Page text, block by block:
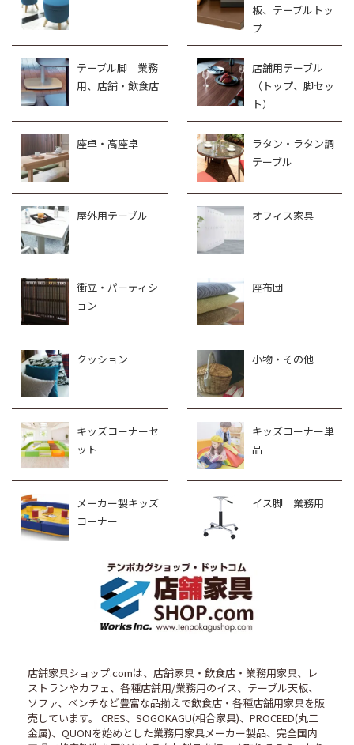
板、テーブルトッ
プ
テーブル脚 業務
用、店舗・飲食店
店舗用テーブル
（トップ、脚セッ
ト）
座卓・高座卓
ラタン・ラタン調
テーブル
屋外用テーブル オフィス家具
衝立・パーティシ
ョン
座布団
クッション 小物・その他
キッズコーナーセ
ット
キッズコーナー単
品
メーカー製キッズ
コーナー
イス脚 業務用
店舗家具ショップ.comは、店舗家具・飲食店・業務用家具、レ
ストランやカフェ、各種店舗用/業務用のイス、テーブル天板、
ソファ、ベンチなど豊富な品揃えで飲食店・各種店舗用家具を販
売しています。 CRES、SOGOKAGU(相合家具)、PROCEED(丸二
金属)、QUONを始めとした業務用家具メーカー製品、完全国内